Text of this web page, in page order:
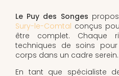
Le Puy des Songes
Sury-le-Comtal conçus
être complet. Chaque
techniques de soins
corps dans un cadre serein.
En tant que spécialiste